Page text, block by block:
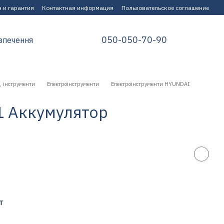
и гарантия Контактная информация Пользовательское соглашение
050-050-70-90
інструменти Електроінструменти
Електроінструменти HYUNDAI
Аккумулятор